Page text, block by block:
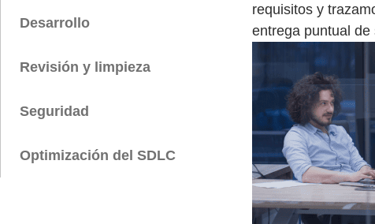
Desarrollo
Revisión y limpieza
Seguridad
Optimización del SDLC
requisitos y
entrega puntual de